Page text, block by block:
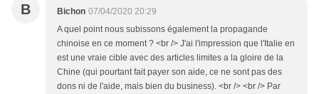
B Bichon 07/04/2020 20:29
A quel point nous subissons également la propagande
chinoise en ce moment ? <br /> J'ai l'impression que l'Italie en
est une vraie cible avec des articles limites a la gloire de la
Chine (qui pourtant fait payer son aide, ce ne sont pas des
dons ni de l'aide, mais bien du business). <br /> <br /> Par